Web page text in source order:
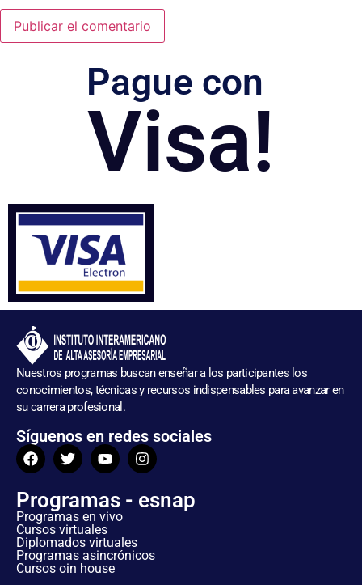
Pague con
Visa!
Nuestros programas buscan enseñar a los participantes los
conocimientos, técnicas y recursos indispensables para avanzar en
su carrera profesional.
Síguenos en redes sociales
Programas - esnap
Programas en vivo
Cursos virtuales
Diplomados virtuales
Programas asincrónicos
Cursos oin house